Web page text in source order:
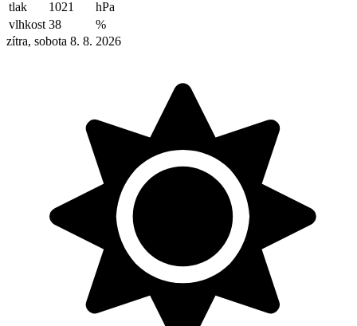
tlak
1021
hPa
vlhkost 38
%
zítra, sobota 8. 8. 2026